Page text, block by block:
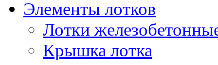
Элементы лотков
Лотки
Крышка лотка